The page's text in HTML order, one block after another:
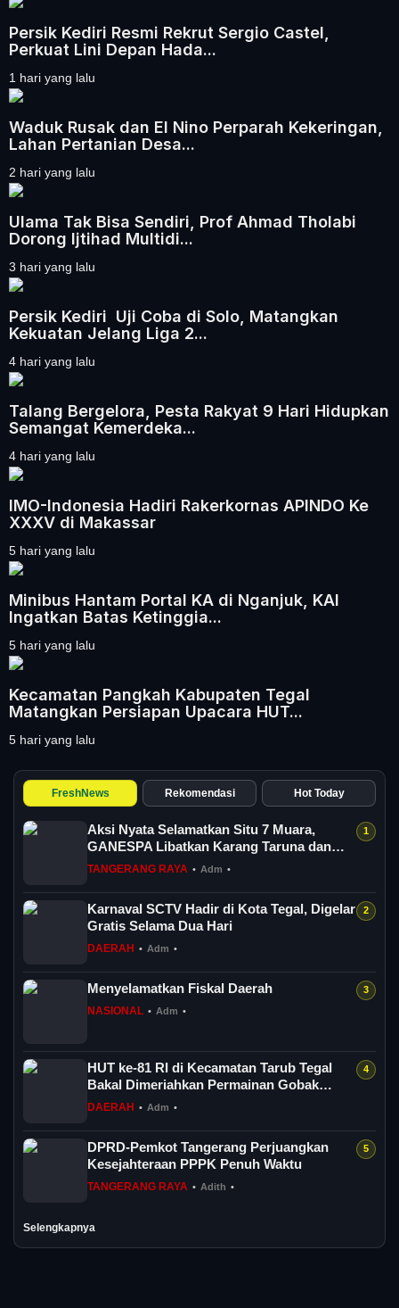
Persik Kediri Resmi Rekrut Sergio Castel,
Perkuat Lini Depan Hada...
1 hari yang lalu
Waduk Rusak dan El Nino Perparah Kekeringan,
Lahan Pertanian Desa...
2 hari yang lalu
Ulama Tak Bisa Sendiri, Prof Ahmad Tholabi
Dorong Ijtihad Multidi...
3 hari yang lalu
Persik Kediri Uji Coba di Solo, Matangkan
Kekuatan Jelang Liga 2...
4 hari yang lalu
Talang Bergelora, Pesta Rakyat 9 Hari Hidupkan
Semangat Kemerdeka...
4 hari yang lalu
IMO-Indonesia Hadiri Rakerkornas APINDO Ke
XXXV di Makassar
5 hari yang lalu
Minibus Hantam Portal KA di Nganjuk, KAI
Ingatkan Batas Ketinggia...
5 hari yang lalu
Kecamatan Pangkah Kabupaten Tegal
Matangkan Persiapan Upacara HUT...
5 hari yang lalu
FreshNews Rekomendasi Hot Today
Aksi Nyata Selamatkan Situ 7 Muara,
GANESPA Libatkan Karang Taruna dan
Komunitas
TANGERANG RAYA • Adm •
Karnaval SCTV Hadir di Kota Tegal, Digelar
Gratis Selama Dua Hari
DAERAH • Adm •
Menyelamatkan Fiskal Daerah
NASIONAL • Adm •
HUT ke-81 RI di Kecamatan Tarub Tegal
Bakal Dimeriahkan Permainan Gobak
Sodor
DAERAH • Adm •
DPRD-Pemkot Tangerang Perjuangkan
Kesejahteraan PPPK Penuh Waktu
TANGERANG RAYA • Adith •
Selengkapnya